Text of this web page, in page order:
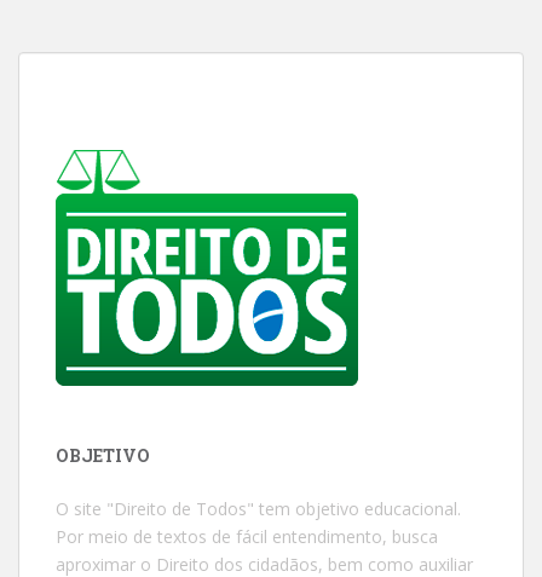
OBJETIVO
O site "Direito de Todos" tem objetivo educacional.
Por meio de textos de fácil entendimento, busca
aproximar o Direito dos cidadãos, bem como auxiliar